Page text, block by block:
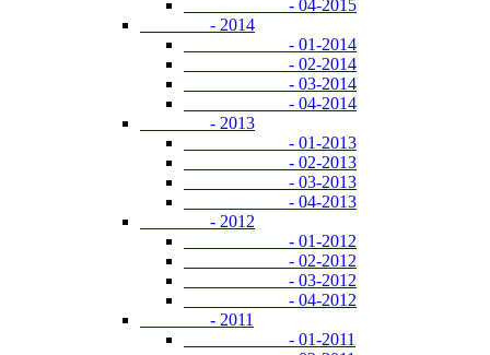
- 04-2015
- 2014
- 01-2014
- 02-2014
- 03-2014
- 04-2014
- 2013
- 01-2013
- 02-2013
- 03-2013
- 04-2013
- 2012
- 01-2012
- 02-2012
- 03-2012
- 04-2012
- 2011
- 01-2011